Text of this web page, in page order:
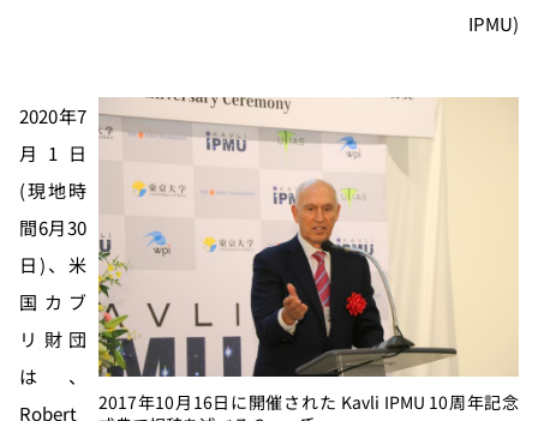
IPMU)
2017年10月16日に開催された Kavli IPMU 10周年記念
2020年7
月1日
(現地時
間6月30
日)、米
国カブ
リ財団
は、
Robert